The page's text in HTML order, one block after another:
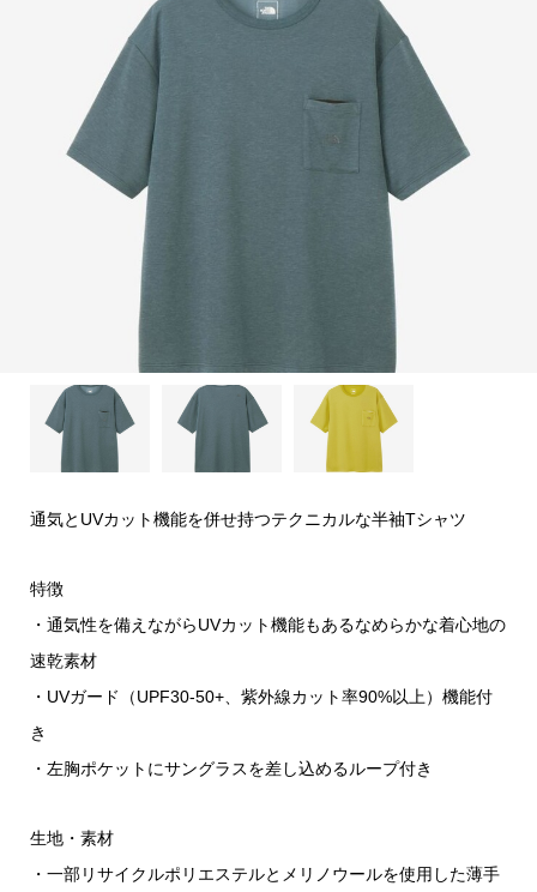
通気とUVカット機能を併せ持つテクニカルな半袖Tシャツ
特徴
・通気性を備えながらUVカット機能もあるなめらかな着心地の
速乾素材
・UVガード（UPF30-50+、紫外線カット率90%以上）機能付
き
・左胸ポケットにサングラスを差し込めるループ付き
生地・素材
・一部リサイクルポリエステルとメリノウールを使用した薄手